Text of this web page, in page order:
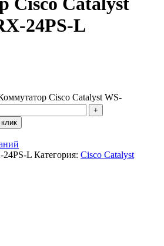
24PS-L
Cisco Catalyst WS-
24PS-L Категория: Cisco Catalyst